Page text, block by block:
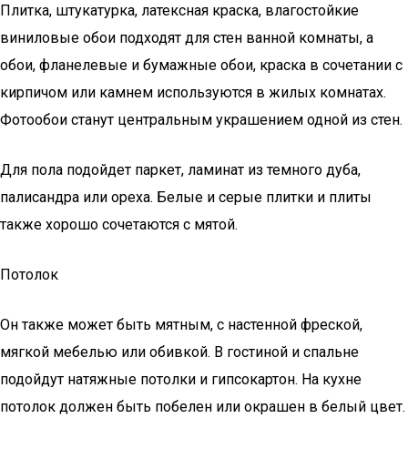
Плитка, штукатурка, латексная краска, влагостойкие
виниловые обои подходят для стен ванной комнаты, а
обои, фланелевые и бумажные обои, краска в сочетании с
кирпичом или камнем используются в жилых комнатах.
Фотообои станут центральным украшением одной из стен.
Для пола подойдет паркет, ламинат из темного дуба,
палисандра или ореха. Белые и серые плитки и плиты
также хорошо сочетаются с мятой.
Потолок
Он также может быть мятным, с настенной фреской,
мягкой мебелью или обивкой. В гостиной и спальне
подойдут натяжные потолки и гипсокартон. На кухне
потолок должен быть побелен или окрашен в белый цвет.